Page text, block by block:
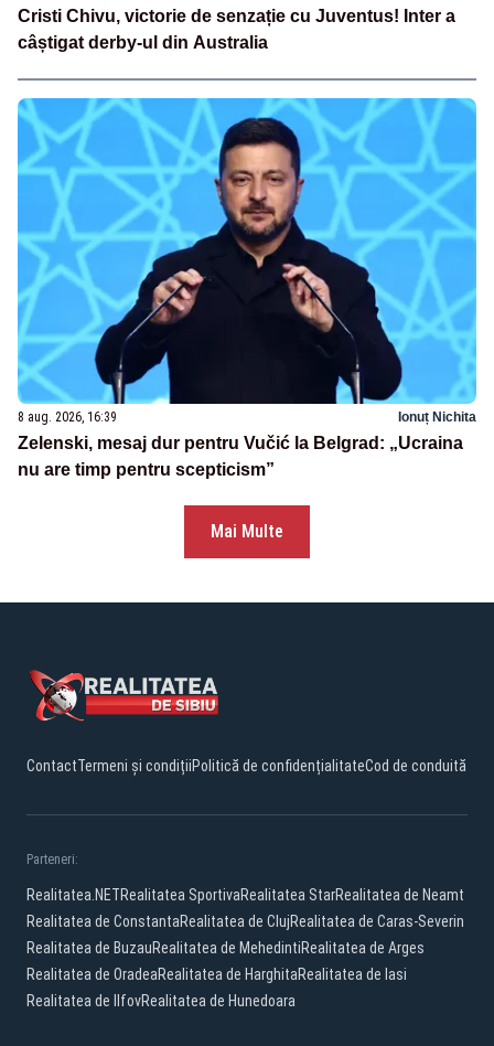
Cristi Chivu, victorie de senzație cu Juventus! Inter a
câștigat derby-ul din Australia
8 aug. 2026, 16:39 Ionuț Nichita
Zelenski, mesaj dur pentru Vučić la Belgrad: „Ucraina
nu are timp pentru scepticism”
Mai Multe
ContactTermeni și condițiiPolitică de confidențialitateCod de conduită
Parteneri:
Realitatea.NETRealitatea SportivaRealitatea StarRealitatea de Neamt
Realitatea de ConstantaRealitatea de ClujRealitatea de Caras-Severin
Realitatea de BuzauRealitatea de MehedintiRealitatea de Arges
Realitatea de OradeaRealitatea de HarghitaRealitatea de Iasi
Realitatea de IlfovRealitatea de Hunedoara